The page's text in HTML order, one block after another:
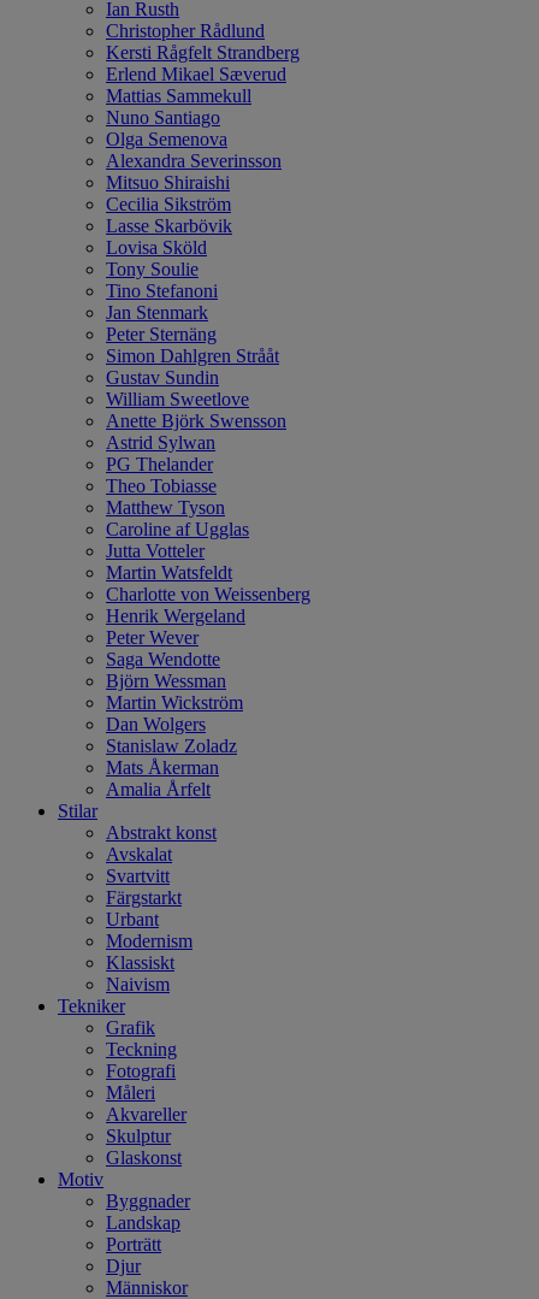
Ian Rusth
Christopher Rådlund
Kersti Rågfelt Strandberg
Erlend Mikael Sæverud
Mattias Sammekull
Nuno Santiago
Olga Semenova
Alexandra Severinsson
Mitsuo Shiraishi
Cecilia Sikström
Lasse Skarbövik
Lovisa Sköld
Tony Soulie
Tino Stefanoni
Jan Stenmark
Peter Sternäng
Simon Dahlgren Strååt
Gustav Sundin
William Sweetlove
Anette Björk Swensson
Astrid Sylwan
PG Thelander
Theo Tobiasse
Matthew Tyson
Caroline af Ugglas
Jutta Votteler
Martin Watsfeldt
Charlotte von Weissenberg
Henrik Wergeland
Peter Wever
Saga Wendotte
Björn Wessman
Martin Wickström
Dan Wolgers
Stanislaw Zoladz
Mats Åkerman
Amalia Årfelt
Stilar
Abstrakt konst
Avskalat
Svartvitt
Färgstarkt
Urbant
Modernism
Klassiskt
Naivism
Tekniker
Grafik
Teckning
Fotografi
Måleri
Akvareller
Skulptur
Glaskonst
Motiv
Byggnader
Landskap
Porträtt
Djur
Människor